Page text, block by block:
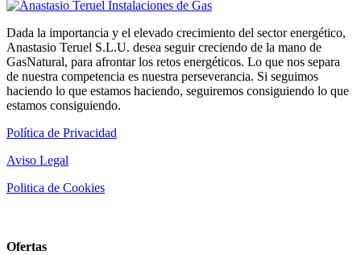
Dada la importancia y el elevado crecimiento del sector energético,
Anastasio Teruel S.L.U. desea seguir creciendo de la mano de
GasNatural, para afrontar los retos energéticos. Lo que nos separa
de nuestra competencia es nuestra perseverancia. Si seguimos
haciendo lo que estamos haciendo, seguiremos consiguiendo lo que
estamos consiguiendo.
Política de Privacidad
Aviso Legal
Politica de Cookies
Ofertas